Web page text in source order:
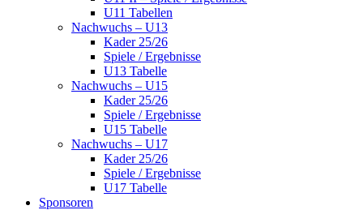
U11 Tabellen
Nachwuchs – U13
Kader 25/26
Spiele / Ergebnisse
U13 Tabelle
Nachwuchs – U15
Kader 25/26
Spiele / Ergebnisse
U15 Tabelle
Nachwuchs – U17
Kader 25/26
Spiele / Ergebnisse
U17 Tabelle
Sponsoren